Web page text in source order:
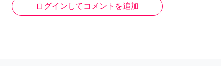
ログインしてコメントを追加